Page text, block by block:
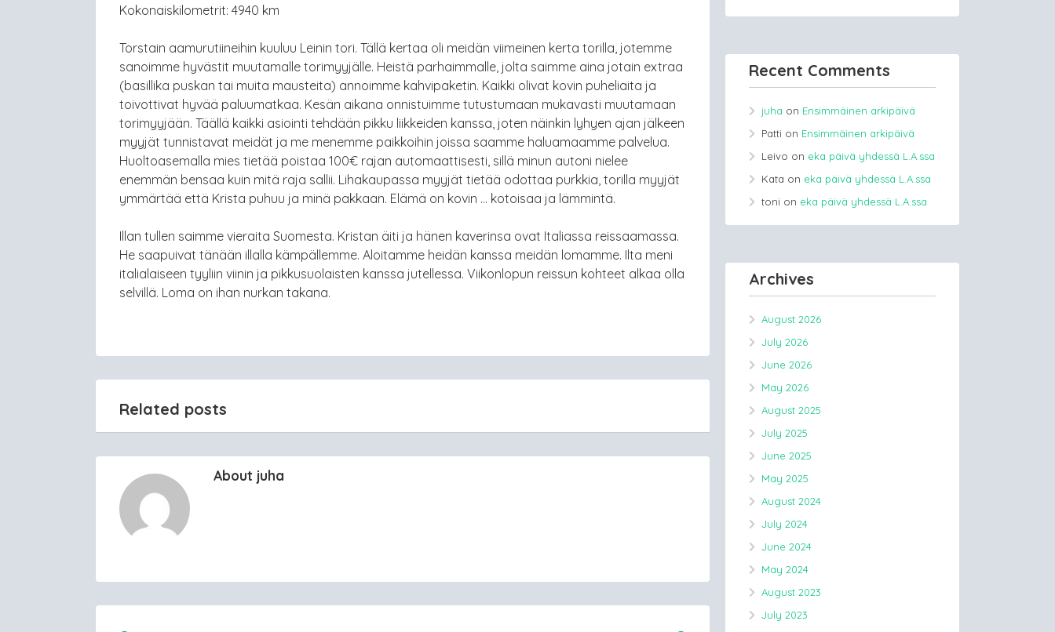
Kokonaiskilometrit: 4940 km
Torstain aamurutiineihin kuuluu Leinin tori. Tällä kertaa oli meidän viimeinen kerta torilla, jotemme
sanoimme hyvästit muutamalle torimyyjälle. Heistä parhaimmalle, jolta saimme aina jotain extraa
(basillika puskan tai muita mausteita) annoimme kahvipaketin. Kaikki olivat kovin puheliaita ja
toivottivat hyvää paluumatkaa. Kesän aikana onnistuimme tutustumaan mukavasti muutamaan
torimyyjään. Täällä kaikki asiointi tehdään pikku liikkeiden kanssa, joten näinkin lyhyen ajan jälkeen
myyjät tunnistavat meidät ja me menemme paikkoihin joissa saamme haluamaamme palvelua.
Huoltoasemalla mies tietää poistaa 100€ rajan automaattisesti, sillä minun autoni nielee
enemmän bensaa kuin mitä raja sallii. Lihakaupassa myyjät tietää odottaa purkkia, torilla myyjät
ymmärtää että Krista puhuu ja minä pakkaan. Elämä on kovin … kotoisaa ja lämmintä.
Illan tullen saimme vieraita Suomesta. Kristan äiti ja hänen kaverinsa ovat Italiassa reissaamassa.
He saapuivat tänään illalla kämpällemme. Aloitamme heidän kanssa meidän lomamme. Ilta meni
italialaiseen tyyliin viinin ja pikkusuolaisten kanssa jutellessa. Viikonlopun reissun kohteet alkaa olla
selvillä. Loma on ihan nurkan takana.
Related posts
About juha
Recent Comments
juha on Ensimmäinen arkipäivä
Patti on Ensimmäinen arkipäivä
Leivo on eka päivä yhdessä L.A.ssa
Kata on eka päivä yhdessä L.A.ssa
toni on eka päivä yhdessä L.A.ssa
Archives
August 2026
July 2026
June 2026
May 2026
August 2025
July 2025
June 2025
May 2025
August 2024
July 2024
June 2024
May 2024
August 2023
July 2023